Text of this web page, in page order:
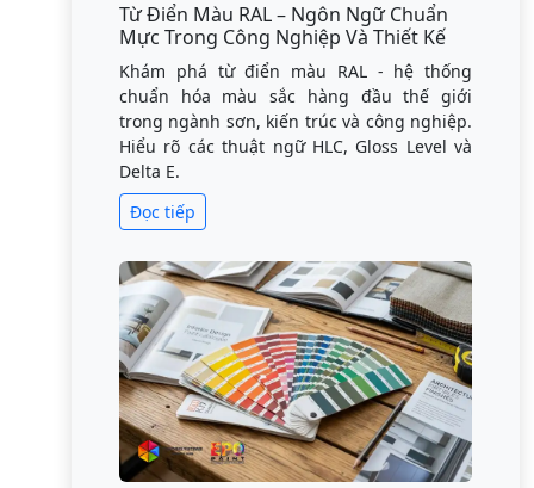
Từ Điển Màu RAL – Ngôn Ngữ Chuẩn
Mực Trong Công Nghiệp Và Thiết Kế
Khám phá từ điển màu RAL - hệ thống
chuẩn hóa màu sắc hàng đầu thế giới
trong ngành sơn, kiến trúc và công nghiệp.
Hiểu rõ các thuật ngữ HLC, Gloss Level và
Delta E.
Đọc tiếp